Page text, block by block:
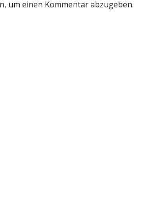
um einen Kommentar abzugeben.